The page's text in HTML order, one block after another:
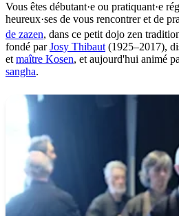
Vous êtes débutant·e ou pratiquant·e
heureux·ses de vous rencontrer et de
de zazen, dans ce petit dojo zen
fondé parJosy Thibaut (1925–2017),
et maître Kosen, et aujourd'hui animé
sangha.